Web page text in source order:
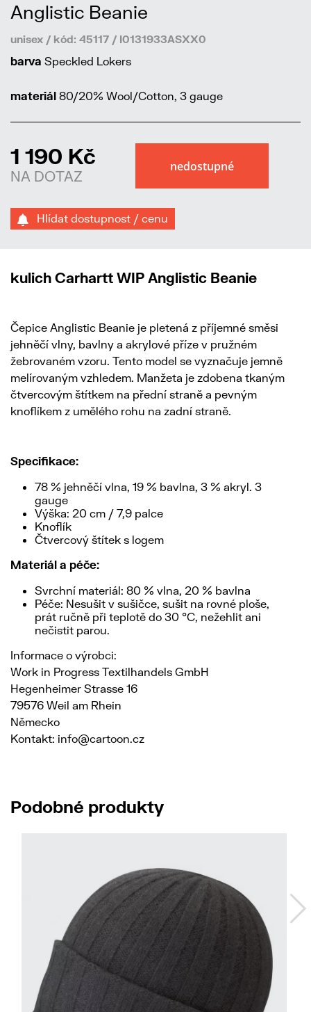
Anglistic Beanie
unisex / kód: 45117 / I0131933ASXX0
barva Speckled Lokers
materiál 80/20% Wool/Cotton, 3 gauge
1 190 Kč
NA DOTAZ
Hlídat dostupnost / cenu
kulich Carhartt WIP Anglistic Beanie
Čepice Anglistic Beanie je pletená z příjemné směsi
jehněčí vlny, bavlny a akrylové příze v pružném
žebrovaném vzoru. Tento model se vyznačuje jemně
melírovaným vzhledem. Manžeta je zdobena tkaným
čtvercovým štítkem na přední straně a pevným
knoflíkem z umělého rohu na zadní straně.
Specifikace:
78 % jehněčí vlna, 19 % bavlna, 3 % akryl. 3
gauge
Výška: 20 cm / 7,9 palce
Knoflík
Čtvercový štítek s logem
Materiál a péče:
Svrchní materiál: 80 % vlna, 20 % bavlna
Péče: Nesušit v sušičce, sušit na rovné ploše,
prát ručně při teplotě do 30 °C, nežehlit ani
nečistit parou.
Informace o výrobci:
Work in Progress Textilhandels GmbH
Hegenheimer Strasse 16
79576 Weil am Rhein
Německo
Kontakt: info@cartoon.cz
Podobné produkty